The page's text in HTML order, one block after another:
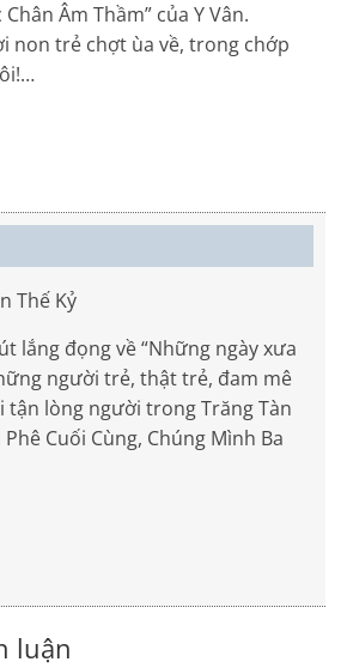
Âm Thầm” của Y Vân.
non trẻ chợt ùa về, trong chớp
Thế Kỷ
lắng đọng về “Những ngày xưa
người trẻ, thật trẻ, đam mê
lòng người trong Trăng Tàn
Phê Cuối Cùng, Chúng Mình Ba
luận